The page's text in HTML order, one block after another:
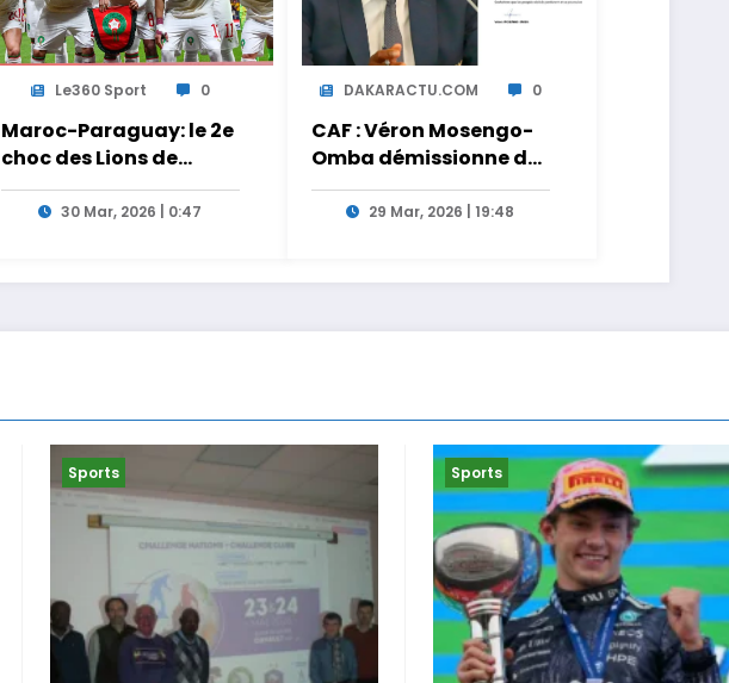
Le360 Sport 0
Maroc-Paraguay: le 2e
choc des Lions de
Ouahbi en direct sur
Arryadia30 Mar, 2026 | 0:47
DAKARACTU.COM 0
CAF : Véron Mosengo-
Omba démissionne de
son poste de Secrétaire
Général29 Mar, 2026 | 19:48
Sports Sports